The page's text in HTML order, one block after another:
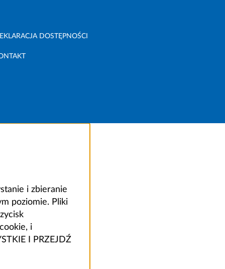
DOSTĘPNOŚCI
i zbieranie
poziomie. Pliki
i
I PRZEJDŹ